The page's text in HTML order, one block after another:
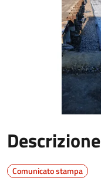
Descrizione
Comunicato stampa